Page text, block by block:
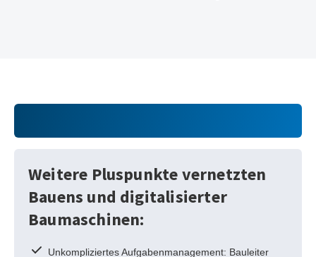
Weitere Pluspunkte vernetzten
Bauens und digitalisierter
Baumaschinen:
Unkompliziertes Aufgabenmanagement: Bauleiter